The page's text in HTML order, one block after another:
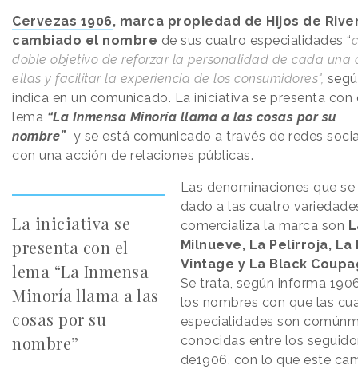
Cervezas 1906, marca propiedad de Hijos de
cambiado el nombre de sus cuatro especialidades “
doble objetivo de reforzar la personalidad de cada una
ellas y facilitar la experiencia de los consumidores",
indica en un comunicado. La iniciativa se presenta con
lema “La Inmensa Minoría llama a las cosas por su
nombre” y se está comunicado a través de redes
con una acción de relaciones públicas.
La iniciativa se
presenta con el
lema “La Inmensa
Minoría llama a las
cosas por su
nombre”
Las denominaciones que se
dado a las cuatro
comercializa la marca son
Milnueve, La Pelirroja, La
Vintage y La Black
Se trata, según informa
los nombres con que las
especialidades son
conocidas entre los
de1906, con lo que este